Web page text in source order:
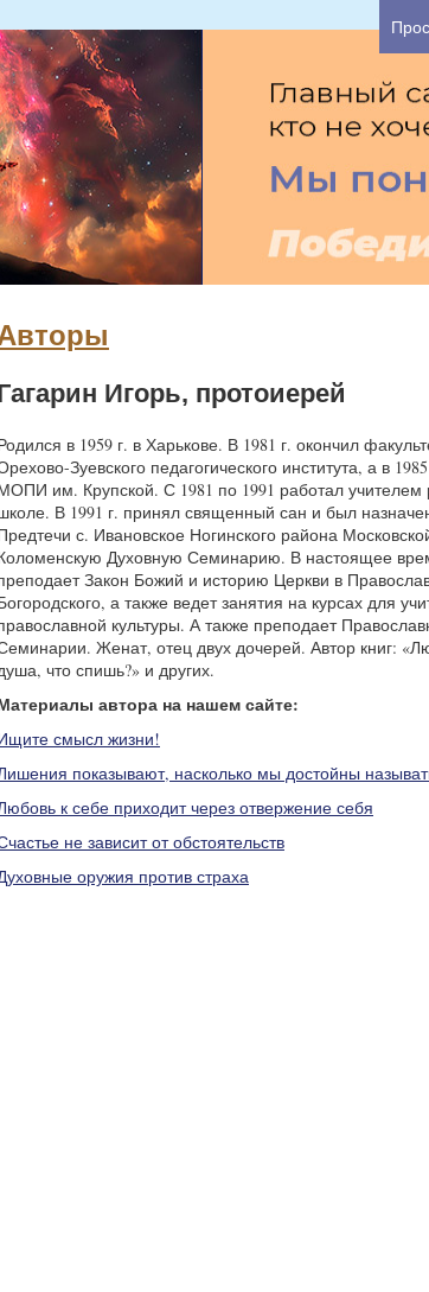
узнать основные
Игорь, протоиерей
в 1959 г. в Харькове. В 1981 г. окончил
Зуевского педагогического института, а в
им. Крупской. С 1981 по 1991 работал учителем
В 1991 г. принял священный сан и был
с. Ивановское Ногинского района
Духовную Семинарию. В настоящее
Закон Божий и историю Церкви в
а также ведет занятия на курсах для
культуры. А также преподает
Женат, отец двух дочерей. Автор книг:
что спишь?» и других.
автора на нашем сайте:
смысл жизни!
показывают, насколько мы достойны
к себе приходит через отвержение себя
не зависит от обстоятельств
оружия против страха